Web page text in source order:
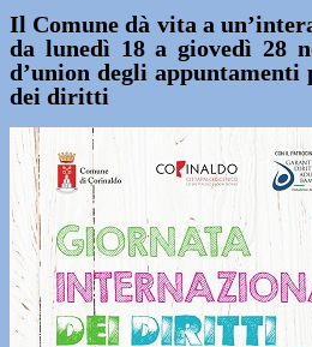
Il Comune dà vita a
da lunedì 18 a giovedì 28
d’union degli
dei diritti